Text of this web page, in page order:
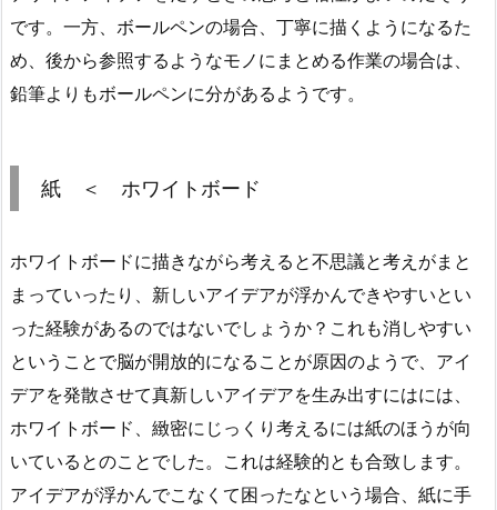
です。一方、ボールペンの場合、丁寧に描くようになるた
め、後から参照するようなモノにまとめる作業の場合は、
鉛筆よりもボールペンに分があるようです。
紙 ＜ ホワイトボード
ホワイトボードに描きながら考えると不思議と考えがまと
まっていったり、新しいアイデアが浮かんできやすいとい
った経験があるのではないでしょうか？これも消しやすい
ということで脳が開放的になることが原因のようで、アイ
デアを発散させて真新しいアイデアを生み出すにはには、
ホワイトボード、緻密にじっくり考えるには紙のほうが向
いているとのことでした。これは経験的とも合致します。
アイデアが浮かんでこなくて困ったなという場合、紙に手